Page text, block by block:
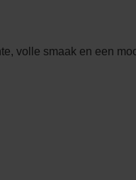
volle smaak en een